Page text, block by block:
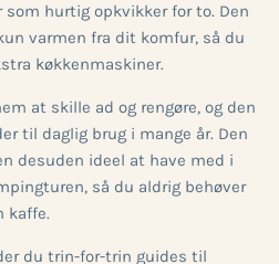
hurtig opkvikker for to. Den
varmen fra dit komfur, så du
køkkenmaskiner.
at skille ad og rengøre, og den
til daglig brug i mange år. Den
desuden ideel at have med i
så du aldrig behøver
kaffe.
du trin-for-trin guides til